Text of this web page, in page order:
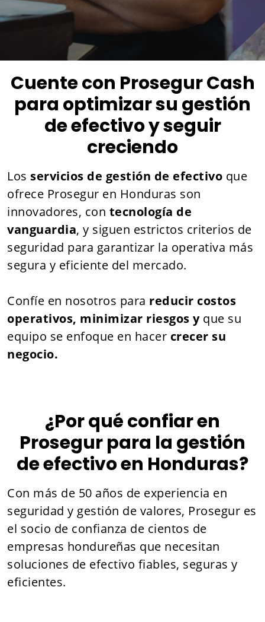
Cuente con Prosegur Cash
para optimizar su gestión
de efectivo y seguir
creciendo
Los servicios de gestión de efectivo que
ofrece Prosegur en Honduras son
innovadores, con tecnología de
vanguardia, y siguen estrictos criterios de
seguridad para garantizar la operativa más
segura y eficiente del mercado.
Confíe en nosotros para reducir costos
operativos, minimizar riesgos yque su
equipo se enfoque en hacer crecer su
negocio.
¿Por qué confiar en
Prosegur para la gestión
de efectivo en Honduras?
Con más de 50 años de experiencia en
seguridad y gestión de valores, Prosegur es
el socio de confianza de cientos de
empresas hondureñas que necesitan
soluciones de efectivo fiables, seguras y
eficientes.